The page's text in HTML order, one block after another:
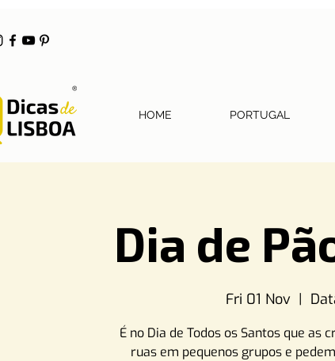
HOME PORTUGAL
Dia de
Fri 01 Nov
  |
É no Dia de Todos os Santos que as
ruas em pequenos grupos e